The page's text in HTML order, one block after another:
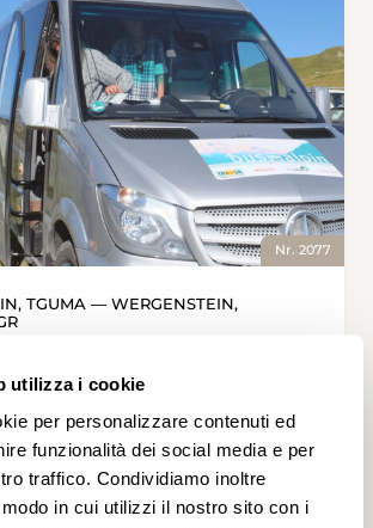
utilizza i cookie
per personalizzare contenuti ed
funzionalità dei social media e per
traffico. Condividiamo inoltre
in cui utilizzi il nostro sito con i
Nr. 2077
TGUMA — WERGENSTEIN,
ist der Hausberg von Thusis.
und Thusner steht die
im Jahr fest auf dem Pro-
Der Gipfel bietet ein
seinesgleichen sucht. Die 360-